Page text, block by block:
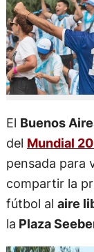
El Buenos
del Mundial
pensada para
compartir la
fútbol al aire
la Plaza